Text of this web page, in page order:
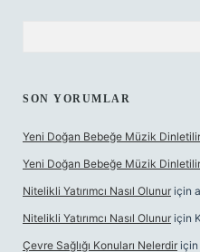
SON YORUMLAR
Yeni Doğan Bebeğe Müzik
Yeni Doğan Bebeğe Müzik
Nitelikli Yatırımcı Nasıl Olunur için
Nitelikli Yatırımcı Nasıl Olunur için
Çevre Sağlığı Konuları Nelerdir için